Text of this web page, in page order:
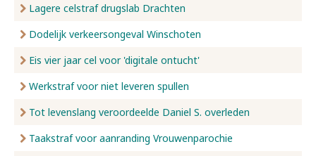
Lagere celstraf drugslab Drachten
Dodelijk verkeersongeval Winschoten
Eis vier jaar cel voor 'digitale ontucht'
Werkstraf voor niet leveren spullen
Tot levenslang veroordeelde Daniel S. overleden
Taakstraf voor aanranding Vrouwenparochie